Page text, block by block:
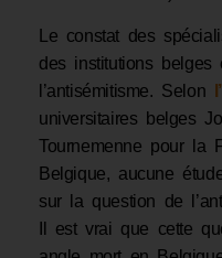
Le constat des
des institutions
l’antisémitisme. Selon
universitaires belges
Tournemenne pour la
Belgique, aucune
sur la question de
Il est vrai que cette